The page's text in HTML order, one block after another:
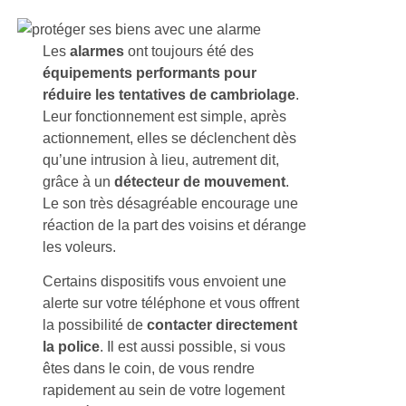
Lesalarmesont toujours été des
équipements performants pour
réduire les tentatives de cambriolage.
Leur fonctionnement est simple, après
actionnement, elles se déclenchent dès
qu’une intrusion à lieu, autrement dit,
grâce à un détecteur de mouvement.
Le son très désagréable encourage une
réaction de la part des voisins et dérange
les voleurs.
Certains dispositifs vous envoient une
alerte sur votre téléphone et vous offrent
la possibilité de contacter directement
la police. Il est aussi possible, si vous
êtes dans le coin, de vous rendre
rapidement au sein de votre logement